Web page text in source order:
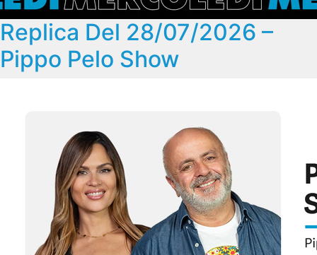
Replica Del 28/07/2026 –
Pippo Pelo Show